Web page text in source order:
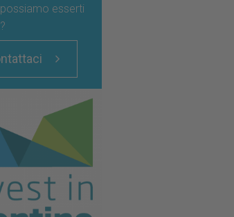
esserti